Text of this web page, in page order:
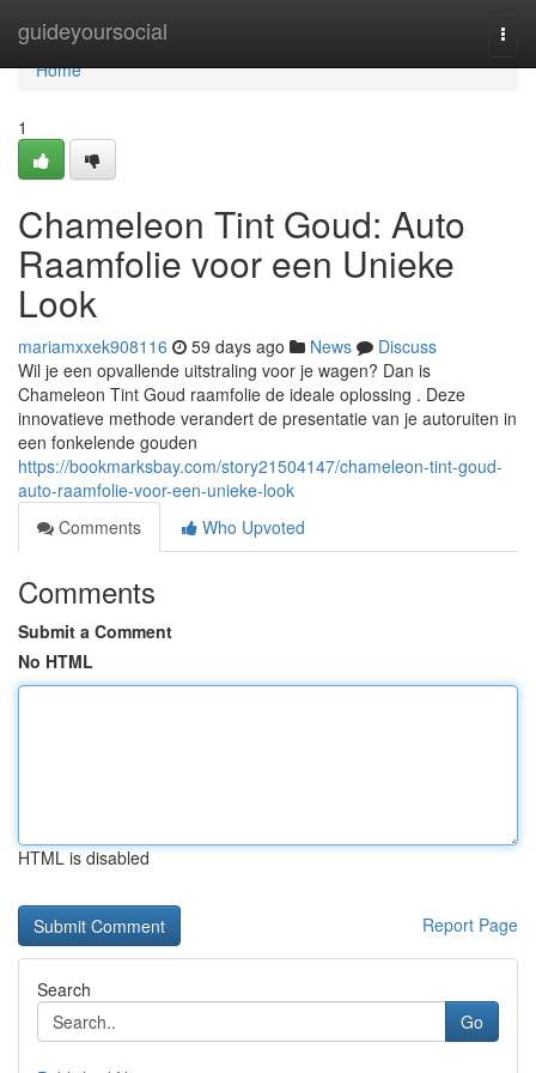
guideyoursocial
Home
Home
1
Chameleon Tint Goud: Auto
Raamfolie voor een Unieke
Look
mariamxxek908116 59 days ago News
Discuss
Wil je een opvallende uitstraling voor je wagen? Dan is
Chameleon Tint Goud raamfolie de ideale oplossing . Deze
innovatieve methode verandert de presentatie van je autoruiten in
een fonkelende gouden
https://bookmarksbay.com/story21504147/chameleon-tint-goud-
auto-raamfolie-voor-een-unieke-look
Comments
Who Upvoted
Comments
Submit a Comment
No HTML
HTML is disabled
Report Page
Search
Go